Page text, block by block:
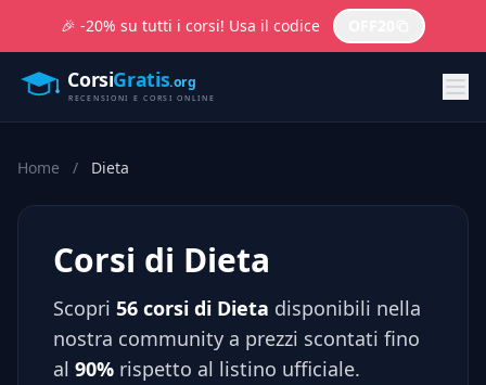
🎉 -20% su tutti i corsi! Usa il codice
Home / Dieta
Corsi di Dieta
Scopri 56 corsi di Dieta disponibili nella
nostra community a prezzi scontati fino
al 90% rispetto al listino ufficiale.